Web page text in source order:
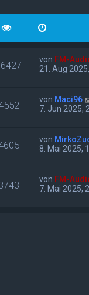
von FM-
21. Aug
von Maci96
7. Jun 2025,
von
8. Mai 2025,
von FM-
7. Mai 2025,